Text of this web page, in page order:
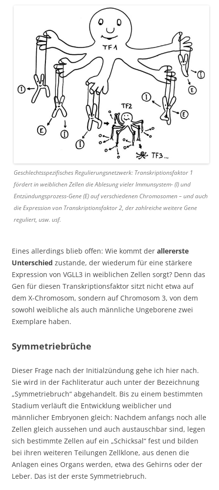
Geschlechtsspezifisches Regulierungsnetzwerk: Transkriptionsfaktor 1
fördert in weiblichen Zellen die Ablesung vieler Immunsystem- (I) und
Entzündungsprozess-Gene (E) auf verschiedenen Chromosomen – und auch
die Expression von Transkriptionsfaktor 2, der zahlreiche weitere Gene
reguliert, usw. usf.
Eines allerdings blieb offen: Wie kommt der allererste
Unterschied zustande, der wiederum für eine stärkere
Expression von VGLL3 in weiblichen Zellen sorgt? Denn das
Gen für diesen Transkriptionsfaktor sitzt nicht etwa auf
dem X-Chromosom, sondern auf Chromosom 3, von dem
sowohl weibliche als auch männliche Ungeborene zwei
Exemplare haben.
Symmetriebrüche
Dieser Frage nach der Initialzündung gehe ich hier nach.
Sie wird in der Fachliteratur auch unter der Bezeichnung
„Symmetriebruch“ abgehandelt. Bis zu einem bestimmten
Stadium verläuft die Entwicklung weiblicher und
männlicher Embryonen gleich: Nachdem anfangs noch alle
Zellen gleich aussehen und auch austauschbar sind, legen
sich bestimmte Zellen auf ein „Schicksal“ fest und bilden
bei ihren weiteren Teilungen Zellklone, aus denen die
Anlagen eines Organs werden, etwa des Gehirns oder der
Leber. Das ist der erste Symmetriebruch.